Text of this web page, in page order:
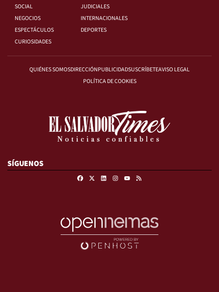
SOCIAL
JUDICIALES
NEGOCIOS
INTERNACIONALES
ESPECTÁCULOS
DEPORTES
CURIOSIDADES
QUIÉNES SOMOSDIRECCIÓNPUBLICIDADSUSCRÍBETEAVISO LEGAL
POLÍTICA DE COOKIES
SÍGUENOS
FacebookLinkedinInstagramRSS